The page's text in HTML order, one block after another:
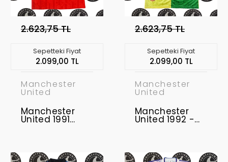
2.623,75 TL
Sepetteki Fiyat
2.099,00 TL
Manchester
United
Manchester
United 1991
2.623,75 TL
Sepetteki Fiyat
2.099,00 TL
Manchester
United
Manchester
United 1992 -